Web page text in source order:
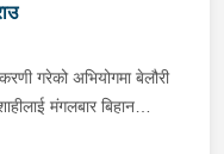
खटिएको प्रहरीले
आवश्यक अनुसन्धान
गरेको अभियोगमा बेलौरी
मंगलबार बिहान